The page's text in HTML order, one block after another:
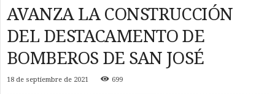
AVANZA LA CONSTRUCCIÓN
DEL DESTACAMENTO DE
BOMBEROS DE SAN JOSÉ
18 de septiembre de 2021 699